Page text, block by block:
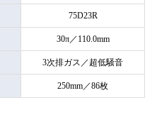
75D23R
30π／110.0mm
3次排ガス／超低騒音
250mm／86枚